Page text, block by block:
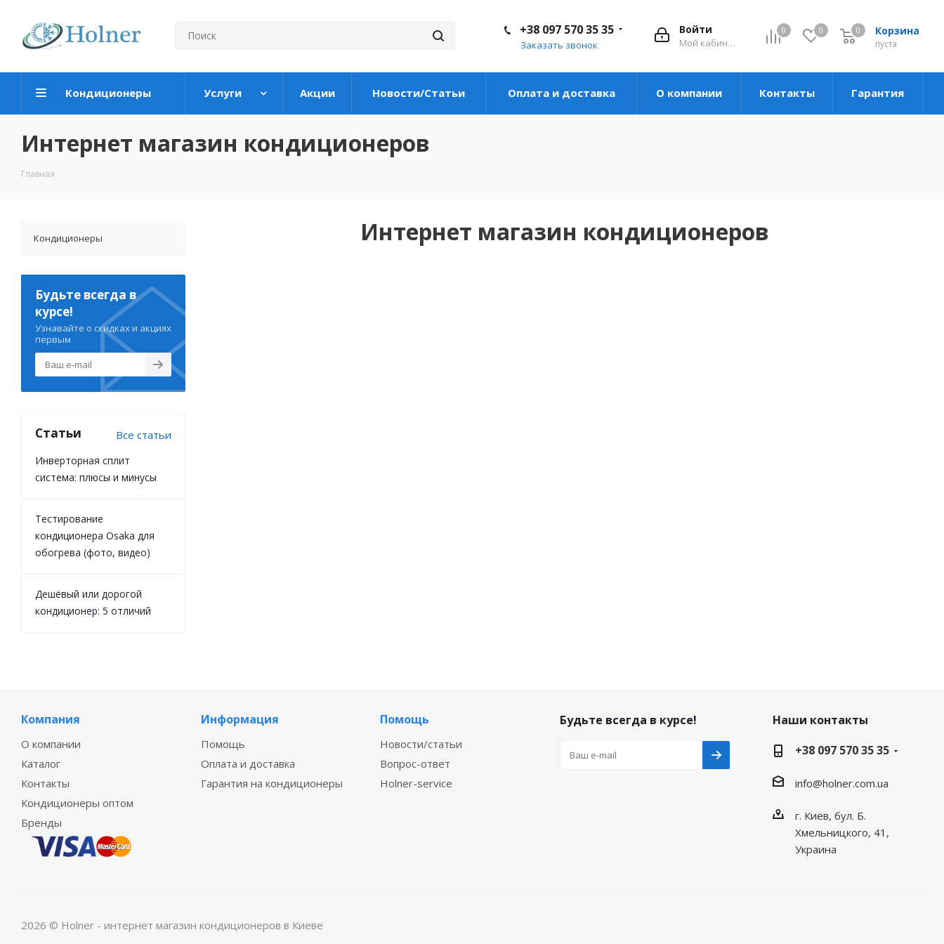
0 0 Корзина
пуста
0
Войти
Мой кабинет
+38 097 570 35 35
Заказать звонок
Кондиционеры Услуги Акции Новости/Статьи Оплата и доставка О компании Контакты Гарантия
Интернет магазин кондиционеров
Главная
Интернет магазин кондиционеров
Кондиционеры
Будьте всегда в
курсе!
Узнавайте о скидках и акциях
первым
Статьи Все статьи
Инверторная сплит
система: плюсы и минусы
Тестирование
кондиционера Osaka для
обогрева (фото, видео)
Дешёвый или дорогой
кондиционер: 5 отличий
Компания
О компании
Каталог
Контакты
Кондиционеры оптом
Бренды
Информация
Помощь
Оплата и доставка
Гарантия на кондиционеры
Помощь
Новости/статьи
Вопрос-ответ
Holner-service
Будьте всегда в курсе!
Наши контакты
+38 097 570 35 35
info@holner.com.ua
г. Киев, бул. Б.
Хмельницкого, 41,
Украина
2026 © Holner - интернет магазин кондиционеров в Киеве